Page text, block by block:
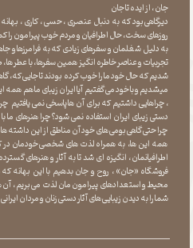
جان ، از ایده تا جان
دیرگاهی بود که به دنبال عنصری ، حسی ، کاری ، بهانه
روزهای سخت ، حال اطرافیان و مردم خوب پیرامون را
به دلیل شغلمان و سفرهای زیادی که به فرامرزها و
تجربیات و عناصر خاطره انگیز همین سفرها ، با عطر ها
شدیم که حال خود ما را خوب کرده بودند تا جایی که،
میشدیم و با خود می گفتیم آیا ایران زیبای ما هم همه
، چراهایی داشتیم که برای آن ها پاسخی نمی یافتیم
دستی زیبای ایران استفاده نمی شود؟چرا هنرهای ما
چرا حتی گاهی بومی های خود آن مناطق از این داشته
همه این ها، به همراه لذت های شخصی خودمان
اطرافیانمان ، انگیزه ای شد تا به آثار و هنرهای
فروشگاه «جان» ، روح و جان بدهیم با این بهانه
محیط و استعدادهای پیرامون مان لذت می بریم ، آن
شما را به دیدن زیبایی های آثار دستی زنان و مردان